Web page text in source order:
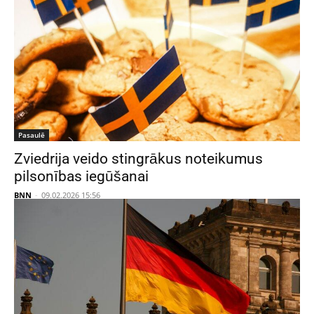
Pasaulē
Zviedrija veido stingrākus noteikumus
pilsonības iegūšanai
BNN - 09.02.2026 15:56